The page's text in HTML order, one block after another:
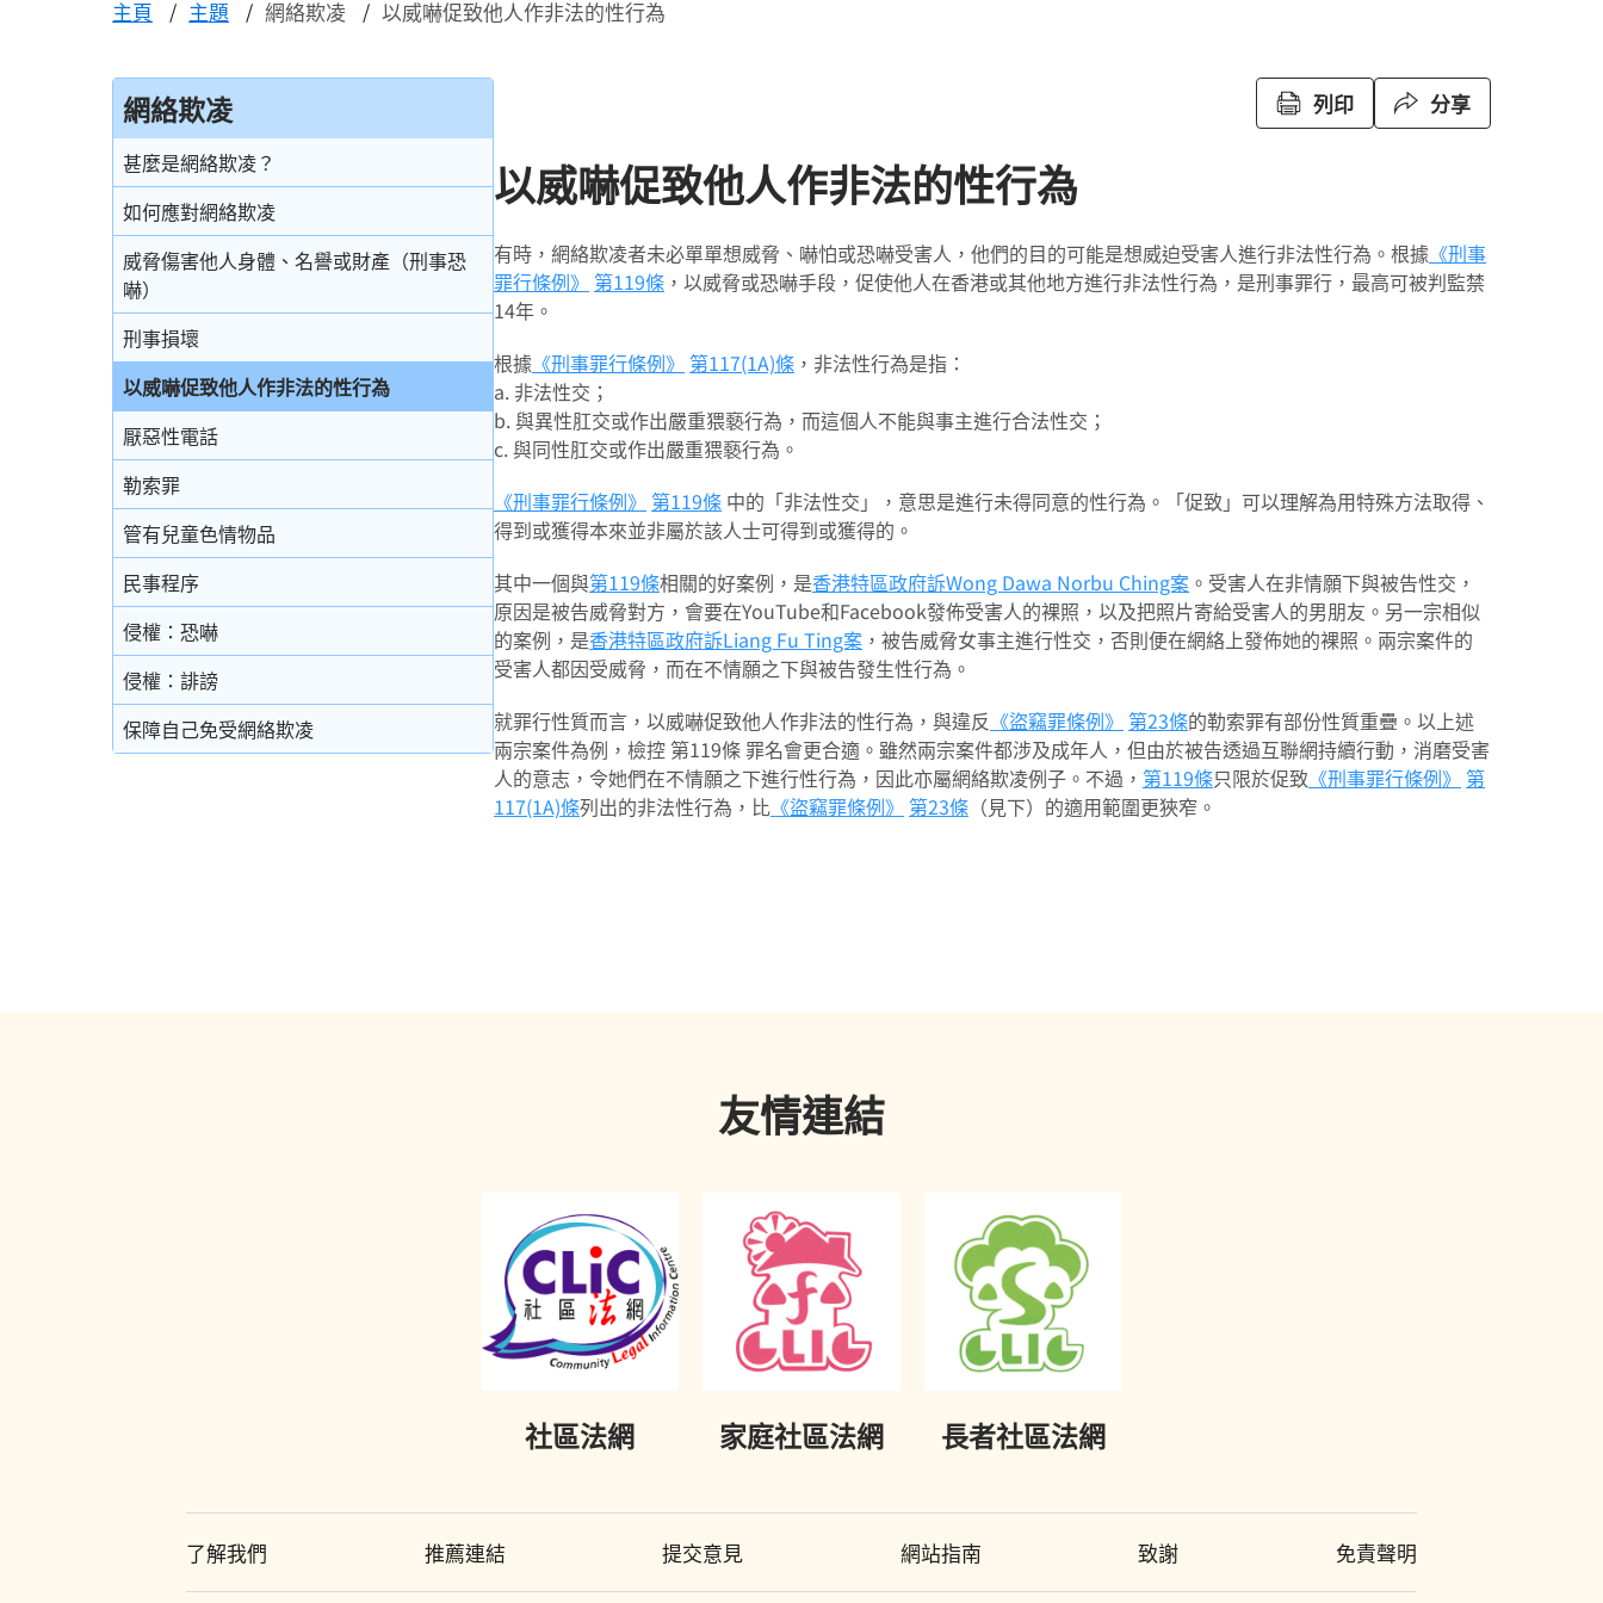
主頁 主題 網絡欺凌 以威嚇促致他人作非法的性行為
網絡欺凌
甚麼是網絡欺凌？
如何應對網絡欺凌
威脅傷害他人身體、名譽或財產（刑事恐
嚇）
刑事損壞
以威嚇促致他人作非法的性行為
厭惡性電話
勒索罪
管有兒童色情物品
民事程序
侵權：恐嚇
侵權：誹謗
保障自己免受網絡欺凌
列印 分享
以威嚇促致他人作非法的性行為
有時，網絡欺凌者未必單單想威脅、嚇怕或恐嚇受害人，他們的目的可能是想威迫受害人進行非法性行為。根據 《刑事
罪行條例》 第119條 ，以威脅或恐嚇手段，促使他人在香港或其他地方進行非法性行為，是刑事罪行，最高可被判監禁
14年。
根據 《刑事罪行條例》 第117(1A)條 ，非法性行為是指：
a. 非法性交；
b. 與異性肛交或作出嚴重猥褻行為，而這個人不能與事主進行合法性交；
c. 與同性肛交或作出嚴重猥褻行為。
《刑事罪行條例》 第119條 中的「非法性交」，意思是進行未得同意的性行為。「促致」可以理解為用特殊方法取得、
得到或獲得本來並非屬於該人士可得到或獲得的。
其中一個與第119條相關的好案例，是香港特區政府訴Wong Dawa Norbu Ching案 。受害人在非情願下與被告性交，
原因是被告威脅對方，會要在YouTube和Facebook發佈受害人的裸照，以及把照片寄給受害人的男朋友。另一宗相似
的案例，是香港特區政府訴Liang Fu Ting案 ，被告威脅女事主進行性交，否則便在網絡上發佈她的裸照。兩宗案件的
受害人都因受威脅，而在不情願之下與被告發生性行為。
就罪行性質而言，以威嚇促致他人作非法的性行為，與違反 《盜竊罪條例》 第23條的勒索罪有部份性質重疊。以上述
兩宗案件為例，檢控 第119條 罪名會更合適。雖然兩宗案件都涉及成年人，但由於被告透過互聯網持續行動，消磨受害
人的意志，令她們在不情願之下進行性行為，因此亦屬網絡欺凌例子。不過， 第119條只限於促致 《刑事罪行條例》 第
117(1A)條列出的非法性行為，比 《盜竊罪條例》 第23條 （見下）的適用範圍更狹窄。
友情連結
社區法網 家庭社區法網 長者社區法網
了解我們 推薦連結 提交意見 網站指南 致謝 免責聲明